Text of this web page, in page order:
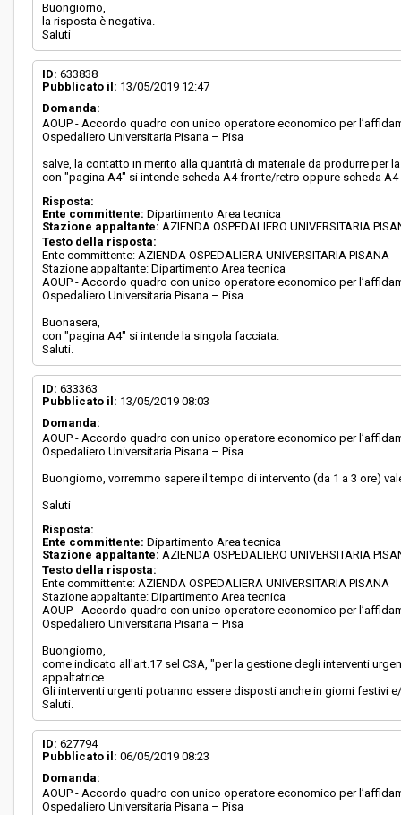
Buongiorno,
la risposta è negativa.
Saluti
ID: 633838
Pubblicato il: 13/05/2019 12:47
Domanda:
AOUP - Accordo quadro con unico operatore economico per
Ospedaliero Universitaria Pisana – Pisa
salve, la contatto in merito alla quantità di materiale da produrre per
con "pagina A4" si intende scheda A4 fronte/retro oppure scheda
Risposta:
Ente committente: Dipartimento Area tecnica
Stazione appaltante: AZIENDA OSPEDALIERO UNIVERSITARIA
Testo della risposta:
Ente committente: AZIENDA OSPEDALIERA UNIVERSITARIA PISANA
Stazione appaltante: Dipartimento Area tecnica
AOUP - Accordo quadro con unico operatore economico per
Ospedaliero Universitaria Pisana – Pisa
Buonasera,
con "pagina A4" si intende la singola facciata.
Saluti.
ID: 633363
Pubblicato il: 13/05/2019 08:03
Domanda:
AOUP - Accordo quadro con unico operatore economico per
Ospedaliero Universitaria Pisana – Pisa
Buongiorno, vorremmo sapere il tempo di intervento (da 1 a 3 ore)
Saluti
Risposta:
Ente committente: Dipartimento Area tecnica
Stazione appaltante: AZIENDA OSPEDALIERO UNIVERSITARIA
Testo della risposta:
Ente committente: AZIENDA OSPEDALIERA UNIVERSITARIA PISANA
Stazione appaltante: Dipartimento Area tecnica
AOUP - Accordo quadro con unico operatore economico per
Ospedaliero Universitaria Pisana – Pisa
Buongiorno,
come indicato all'art.17 sel CSA, "per la gestione degli interventi
appaltatrice.
Gli interventi urgenti potranno essere disposti anche in giorni festivi
Saluti.
ID: 627794
Pubblicato il: 06/05/2019 08:23
Domanda:
AOUP - Accordo quadro con unico operatore economico per
Ospedaliero Universitaria Pisana – Pisa